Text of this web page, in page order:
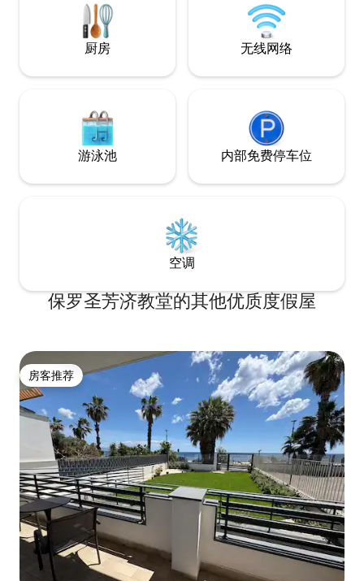
厨房 无线网络
游泳池 内部免费停车位
空调
保罗圣芳济教堂的其他优质度假屋
房客推荐
房客推荐